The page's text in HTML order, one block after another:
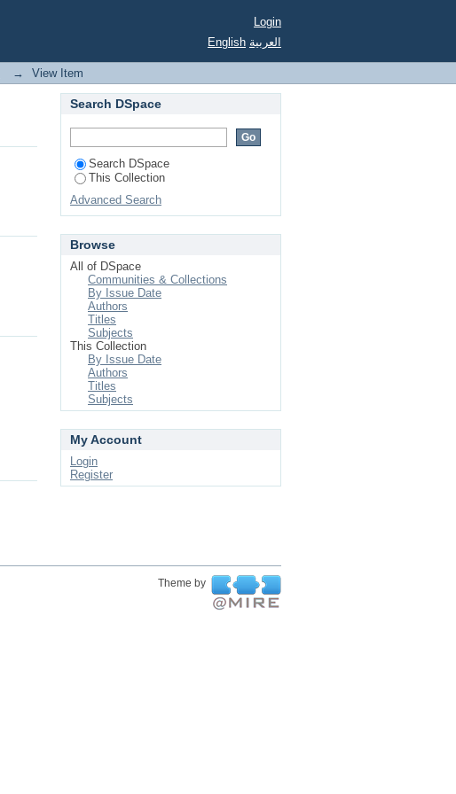
Login
English العربية
→ View Item
Search DSpace
Search DSpace
This Collection
Advanced Search
Browse
All of DSpace
Communities & Collections
By Issue Date
Authors
Titles
Subjects
This Collection
By Issue Date
Authors
Titles
Subjects
My Account
Login
Register
Theme by